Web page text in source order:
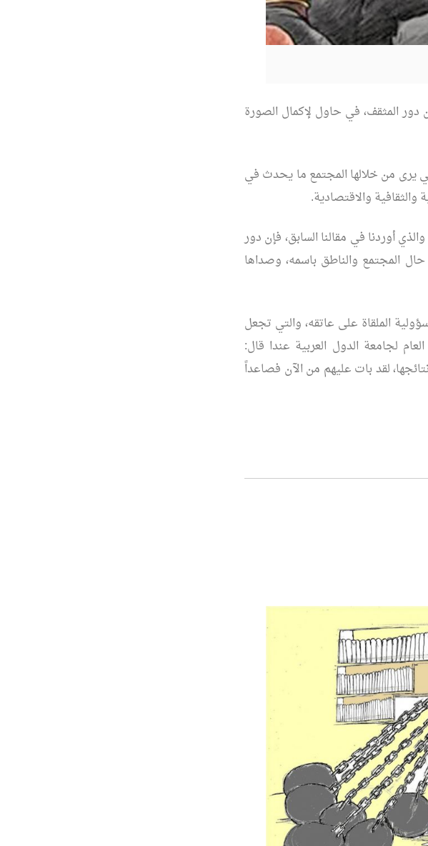
دور المثقف، في حاول لإكمال الصورة
يرى من خلالها المجتمع ما يحدث في
والثقافية والاقتصادية.
أوردنا في مقالنا السابق، فإن دور
المجتمع والناطق باسمه، وصداها
الملقاة على عاتقه، والتي تجعل
لجامعة الدول العربية عندا قال:
لقد بات عليهم من الآن فصاعداً